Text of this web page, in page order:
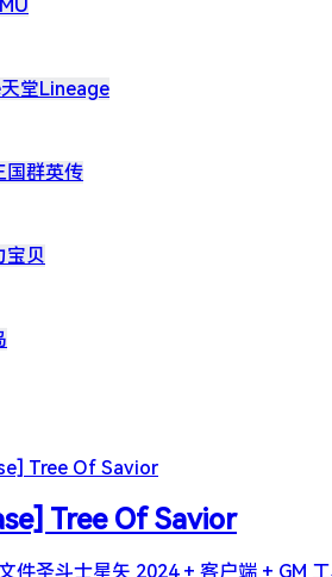
天堂Lineage
国群英传
宝贝
Tree Of Savior